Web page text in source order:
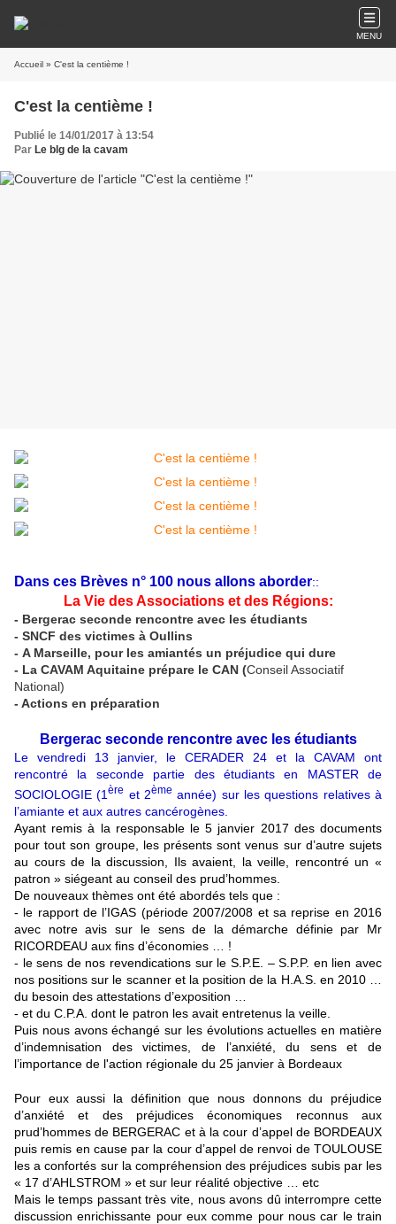
MENU
Accueil » C'est la centième !
C'est la centième !
Publié le 14/01/2017 à 13:54
Par Le blg de la cavam
Dans ces Brèves n° 100 nous allons aborder::
La Vie des Associations et des Régions:
- Bergerac seconde rencontre avec les étudiants
- SNCF des victimes à Oullins
- A Marseille, pour les amiantés un préjudice qui dure
- La CAVAM Aquitaine prépare le CAN (Conseil Associatif
National)
- Actions en préparation
Bergerac seconde rencontre avec les étudiants
Le vendredi 13 janvier, le CERADER 24 et la CAVAM ont
rencontré la seconde partie des étudiants en MASTER de
SOCIOLOGIE (1ère et 2ème année) sur les questions relatives à
l’amiante et aux autres cancérogènes.
Ayant remis à la responsable le 5 janvier 2017 des documents
pour tout son groupe, les présents sont venus sur d’autre sujets
au cours de la discussion, Ils avaient, la veille, rencontré un «
patron » siégeant au conseil des prud’hommes.
De nouveaux thèmes ont été abordés tels que :
- le rapport de l’IGAS (période 2007/2008 et sa reprise en 2016
avec notre avis sur le sens de la démarche définie par Mr
RICORDEAU aux fins d’économies … !
- le sens de nos revendications sur le S.P.E. – S.P.P. en lien avec
nos positions sur le scanner et la position de la H.A.S. en 2010 …
du besoin des attestations d’exposition …
- et du C.P.A. dont le patron les avait entretenus la veille.
Puis nous avons échangé sur les évolutions actuelles en matière
d’indemnisation des victimes, de l’anxiété, du sens et de
l’importance de l'action régionale du 25 janvier à Bordeaux
Pour eux aussi la définition que nous donnons du préjudice
d’anxiété et des préjudices économiques reconnus aux
prud’hommes de BERGERAC et à la cour d’appel de BORDEAUX
puis remis en cause par la cour d’appel de renvoi de TOULOUSE
les a confortés sur la compréhension des préjudices subis par les
« 17 d’AHLSTROM » et sur leur réalité objective … etc
Mais le temps passant très vite, nous avons dû interrompre cette
discussion enrichissante pour eux comme pour nous car le train